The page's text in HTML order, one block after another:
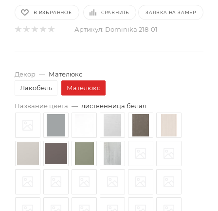
В ИЗБРАННОЕ СРАВНИТЬ ЗАЯВКА НА ЗАМЕР
Артикул: Dominika 218-01
Декор — Мателюкс
Лакобель
Мателюкс
Название цвета — лиственница белая